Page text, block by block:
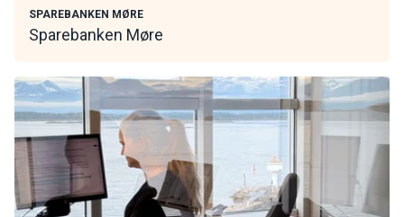
SPAREBANKEN MØRE
Sparebanken Møre